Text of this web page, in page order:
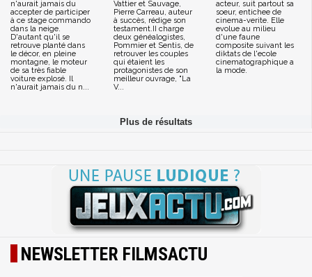
n'aurait jamais du
accepter de participer
à ce stage commando
dans la neige.
D'autant qu'il se
retrouve planté dans
le décor, en pleine
montagne, le moteur
de sa très fiable
voiture explosé. Il
n'aurait jamais du n...
Vattier et Sauvage,
Pierre Carreau, auteur
à succès, rédige son
testament.II charge
deux généalogistes,
Pommier et Sentis, de
retrouver les couples
qui étaient les
protagonistes de son
meilleur ouvrage, "La
V...
acteur, suit partout sa
soeur, entichee de
cinema-verite. Elle
evolue au milieu
d'une faune
composite suivant les
diktats de l'ecole
cinematographique a
la mode.
NEWSLETTER FILMSACTU